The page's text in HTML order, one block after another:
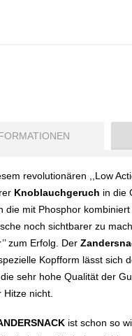
revolutionären ,,Low
Knoblauchgeruch in die
die mit Phosphor
noch sichtbarer zu
zum Erfolg. Der
Kopfform lässt sich
sehr hohe Qualität der
nicht.
ist schon so